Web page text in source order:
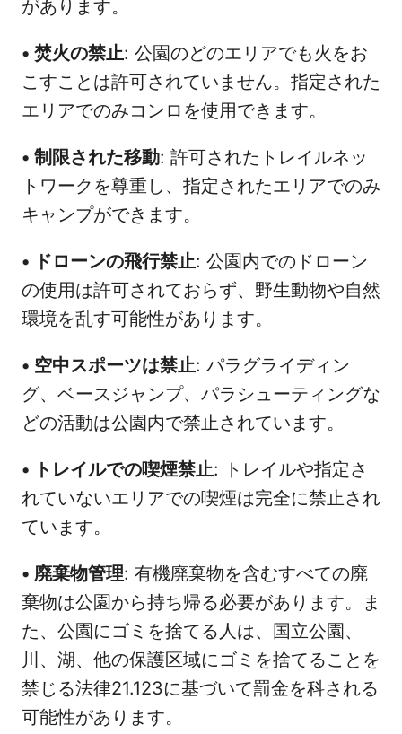
があります。
• 焚火の禁止: 公園のどのエリアでも火をお
こすことは許可されていません。指定された
エリアでのみコンロを使用できます。
• 制限された移動: 許可されたトレイルネッ
トワークを尊重し、指定されたエリアでのみ
キャンプができます。
• ドローンの飛行禁止: 公園内でのドローン
の使用は許可されておらず、野生動物や自然
環境を乱す可能性があります。
• 空中スポーツは禁止: パラグライディン
グ、ベースジャンプ、パラシューティングな
どの活動は公園内で禁止されています。
• トレイルでの喫煙禁止: トレイルや指定さ
れていないエリアでの喫煙は完全に禁止され
ています。
• 廃棄物管理: 有機廃棄物を含むすべての廃
棄物は公園から持ち帰る必要があります。ま
た、公園にゴミを捨てる人は、国立公園、
川、湖、他の保護区域にゴミを捨てることを
禁じる法律21.123に基づいて罰金を科される
可能性があります。